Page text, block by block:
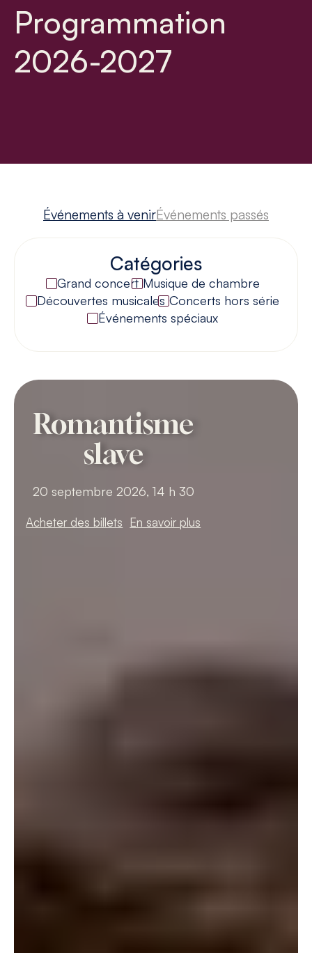
Programmation
2026-2027
Événements à venirÉvénements passés
Catégories
Grand concert Musique de chambre
Découvertes musicales Concerts hors série
Événements spéciaux
Romantisme
slave
20 septembre 2026, 14 h 30
Acheter des billets En savoir plus